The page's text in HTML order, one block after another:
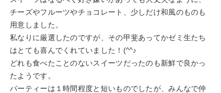
チーズやフルーツやチョコレート、少しだけ和風のものも
用意しました。
私なりに厳選したのですが、その甲斐あってかゼミ生たち
はとても喜んでくれていました！(^^♪
どれも食べたことのないスイーツだったのも新鮮で良かっ
たようです。
パーティーは１時間程度と短いものでしたが、みんなで仲